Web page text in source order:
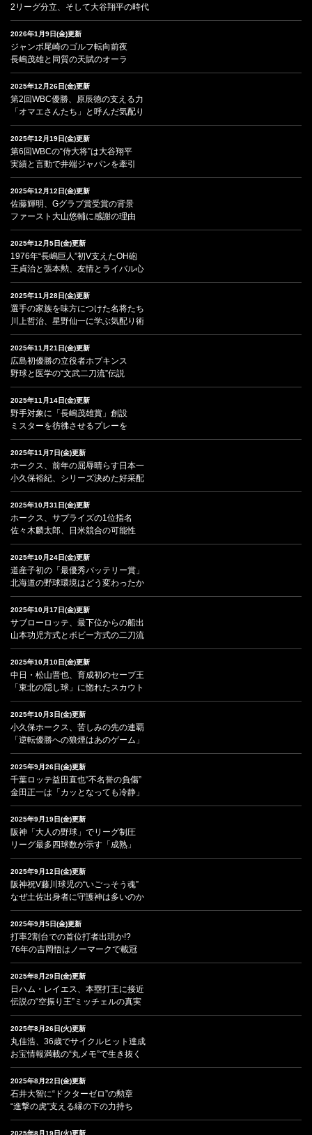
2リーグ分立、そして大谷翔平の時代
2026年1月9日(金)更新
ジャンボ尾崎のゴルフ転向前夜
長嶋茂雄と同質の天賦のオーラ
2025年12月26日(金)更新
第2回WBC優勝、原辰徳の支える力
「オマエさんたち」と呼んだ気配り
2025年12月19日(金)更新
第6回WBCの“侍大将”は大谷翔平
実績と言動で井端ジャパンを牽引
2025年12月12日(金)更新
佐藤輝明、Gグラブ賞受賞の背景
ファースト大山悠輔に感謝の理由
2025年12月5日(金)更新
1976年“長嶋巨人”初V支えたOH砲
王貞治と張本勲、友情とライバル心
2025年11月28日(金)更新
選手の家族を味方につけた名将たち
川上哲治、星野仙一に学ぶ気配り術
2025年11月21日(金)更新
広島初優勝の立役者ホプキンス
野球と医学の“文武二刀流”伝説
2025年11月14日(金)更新
野手対象に「長嶋茂雄賞」創設
ミスターを彷彿させるプレーを
2025年11月7日(金)更新
ホークス、前年の屈辱晴らす日本一
小久保裕紀、シリーズ決めた好采配
2025年10月31日(金)更新
ホークス、サプライズの1位指名
佐々木麟太郎、日米競合の可能性
2025年10月24日(金)更新
道産子初の「最優秀バッテリー賞」
北海道の野球環境はどう変わったか
2025年10月17日(金)更新
サブローロッテ、最下位からの船出
山本功児方式とボビー方式の二刀流
2025年10月10日(金)更新
中日・松山晋也、育成初のセーブ王
「東北の隠し球」に惚れたスカウト
2025年10月3日(金)更新
小久保ホークス、苦しみの先の連覇
「逆転優勝への狼煙はあのゲーム」
2025年9月26日(金)更新
千葉ロッテ益田直也“不名誉の負傷”
金田正一は「カッとなっても冷静」
2025年9月19日(金)更新
阪神「大人の野球」でリーグ制圧
リーグ最多四球数が示す「成熟」
2025年9月12日(金)更新
阪神祝V藤川球児の“いごっそう魂”
なぜ土佐出身者に守護神は多いのか
2025年9月5日(金)更新
打率2割台での首位打者出現か!?
76年の吉岡悟はノーマークで載冠
2025年8月29日(金)更新
日ハム・レイエス、本塁打王に接近
伝説の“空振り王”ミッチェルの真実
2025年8月26日(火)更新
丸佳浩、36歳でサイクルヒット達成
お宝情報満載の“丸メモ”で生き抜く
2025年8月22日(金)更新
石井大智に“ドクターゼロ”の勲章
“進撃の虎”支える縁の下の力持ち
2025年8月19日(火)更新